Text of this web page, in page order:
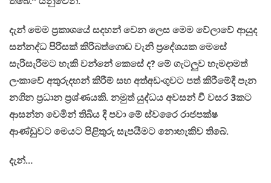
දැන් මෙම ප්‍රකාශයේ සදහන් වෙන ලෙස මෙම වේලාවේ ආයුද
සන්නද්ධ පිරිසක් කිරිබත්ගොඩ වැනි ප්‍රදේශයක මෙසේ
සැරිසැරීමට හැකි වන්නේ කෙසේ ද? මේ ගැටලුව හැමදාමත්
ලංකාවේ අතුරුදහන් කිරීම් සහ අත්අඩංගුවට පත් කිරීමේදී පැන
නගින ප්‍රධාන ප්‍රශ්ණයකි. නමුත් යුද්ධය අවසන් වී වසර 3කට
ආසන්න වෙමින් තිබිය දී පවා මේ ස්වරෛ රාජපක්ෂ
ආණ්ඩුවට මෙයට පිළිතුරු සැපයීමට නොහැකිව තිබේ.
දැන්…